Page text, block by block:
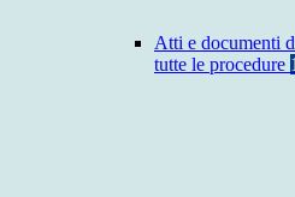
Atti e documenti
tutte le procedure